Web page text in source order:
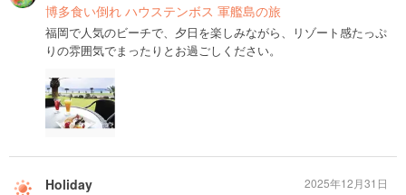
博多食い倒れ ハウステンボス 軍艦島の旅
福岡で人気のビーチで、夕日を楽しみながら、リゾート感たっぷ
りの雰囲気でまったりとお過ごしください。
Holiday 2025年12月31日